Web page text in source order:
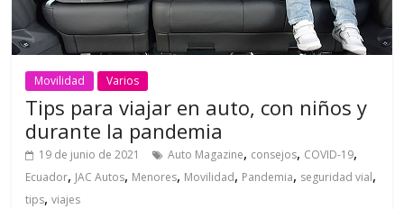
Movilidad Varios
Tips para viajar en auto, con niños y
durante la pandemia
19 de junio de 2021 Auto Magazine, consejos, COVID-19,
Ecuador, JAC Autos, Menores, Movilidad, Pandemia, seguridad vial,
tips,viajes